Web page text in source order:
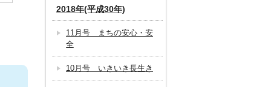
2018年(平成30年)
11月号 まちの安心・安
全
10月号 いきいき長生き